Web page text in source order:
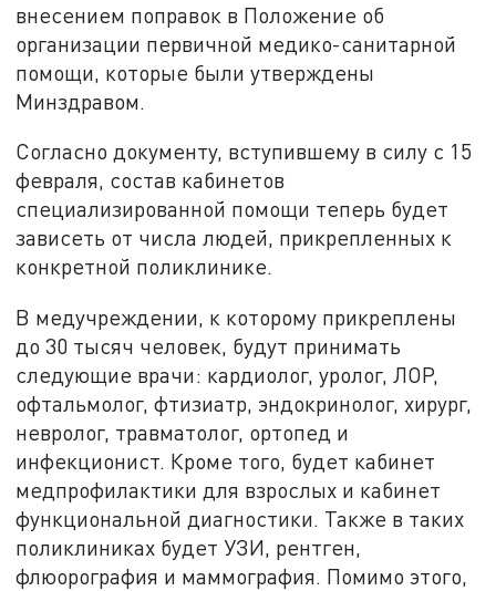
внесением поправок в Положение об
организации первичной медико-санитарной
помощи, которые были утверждены
Минздравом.
Согласно документу, вступившему в силу с 15
февраля, состав кабинетов
специализированной помощи теперь будет
зависеть от числа людей, прикрепленных к
конкретной поликлинике.
В медучреждении, к которому прикреплены
до 30 тысяч человек, будут принимать
следующие врачи: кардиолог, уролог, ЛОР,
офтальмолог, фтизиатр, эндокринолог, хирург,
невролог, травматолог, ортопед и
инфекционист. Кроме того, будет кабинет
медпрофилактики для взрослых и кабинет
функциональной диагностики. Также в таких
поликлиниках будет УЗИ, рентген,
флюорография и маммография. Помимо этого,